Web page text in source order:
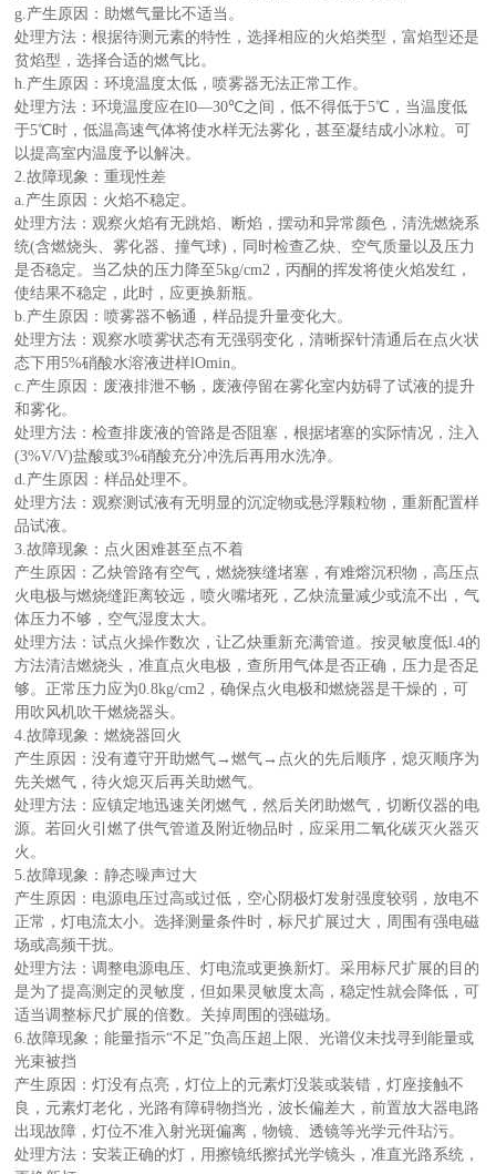
g.产生原因：助燃气量比不适当。
处理方法：根据待测元素的特性，选择相应的火焰类型，富焰型还是
贫焰型，选择合适的燃气比。
h.产生原因：环境温度太低，喷雾器无法正常工作。
处理方法：环境温度应在l0—30℃之间，低不得低于5℃，当温度低
于5℃时，低温高速气体将使水样无法雾化，甚至凝结成小冰粒。可
以提高室内温度予以解决。
2.故障现象：重现性差
a.产生原因：火焰不稳定。
处理方法：观察火焰有无跳焰、断焰，摆动和异常颜色，清洗燃烧系
统(含燃烧头、雾化器、撞气球)，同时检查乙炔、空气质量以及压力
是否稳定。当乙炔的压力降至5kg/cm2，丙酮的挥发将使火焰发红，
使结果不稳定，此时，应更换新瓶。
b.产生原因：喷雾器不畅通，样品提升量变化大。
处理方法：观察水喷雾状态有无强弱变化，清晰探针清通后在点火状
态下用5%硝酸水溶液进样lOmin。
c.产生原因：废液排泄不畅，废液停留在雾化室内妨碍了试液的提升
和雾化。
处理方法：检查排废液的管路是否阻塞，根据堵塞的实际情况，注入
(3%V/V)盐酸或3%硝酸充分冲洗后再用水洗净。
d.产生原因：样品处理不。
处理方法：观察测试液有无明显的沉淀物或悬浮颗粒物，重新配置样
品试液。
3.故障现象：点火困难甚至点不着
产生原因：乙炔管路有空气，燃烧狭缝堵塞，有难熔沉积物，高压点
火电极与燃烧缝距离较远，喷火嘴堵死，乙炔流量减少或流不出，气
体压力不够，空气湿度太大。
处理方法：试点火操作数次，让乙炔重新充满管道。按灵敏度低l.4的
方法清洁燃烧头，准直点火电极，查所用气体是否正确，压力是否足
够。正常压力应为0.8kg/cm2，确保点火电极和燃烧器是干燥的，可
用吹风机吹干燃烧器头。
4.故障现象：燃烧器回火
产生原因：没有遵守开助燃气→燃气→点火的先后顺序，熄灭顺序为
先关燃气，待火熄灭后再关助燃气。
处理方法：应镇定地迅速关闭燃气，然后关闭助燃气，切断仪器的电
源。若回火引燃了供气管道及附近物品时，应采用二氧化碳灭火器灭
火。
5.故障现象：静态噪声过大
产生原因：电源电压过高或过低，空心阴极灯发射强度较弱，放电不
正常，灯电流太小。选择测量条件时，标尺扩展过大，周围有强电磁
场或高频干扰。
处理方法：调整电源电压、灯电流或更换新灯。采用标尺扩展的目的
是为了提高测定的灵敏度，但如果灵敏度太高，稳定性就会降低，可
适当调整标尺扩展的倍数。关掉周围的强磁场。
6.故障现象；能量指示“不足”负高压超上限、光谱仪未找寻到能量或
光束被挡
产生原因：灯没有点亮，灯位上的元素灯没装或装错，灯座接触不
良，元素灯老化，光路有障碍物挡光，波长偏差大，前置放大器电路
出现故障，灯位不准入射光斑偏离，物镜、透镜等光学元件玷污。
处理方法：安装正确的灯，用擦镜纸擦拭光学镜头，准直光路系统，